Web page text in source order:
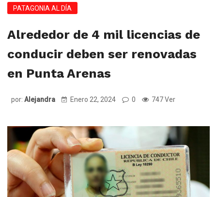
PATAGONIA AL DÍA
Alrededor de 4 mil licencias de
conducir deben ser renovadas
en Punta Arenas
por: Alejandra Enero 22, 2024 0 747 Ver